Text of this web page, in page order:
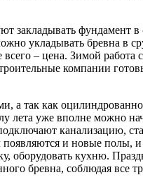
закладывать фундамент в
укладывать бревна в
– цена. Зимой работа
компании
а так как
лета уже вполне можно
канализацию,
появляются и новые полы,
оборудовать кухню.
бревна, соблюдая все